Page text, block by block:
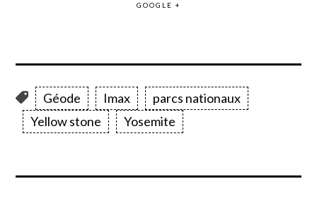
GOOGLE +
Géode Imax
parcs nationaux
Yellow stone
Yosemite